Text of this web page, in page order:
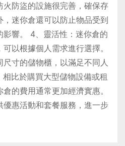
火防盜的設施很完善，確保存
迷你倉還可以防止物品受到
響。 4、靈活性：迷你倉的
以根據個人需求進行選擇。
寸的儲物櫃，以滿足不同人
比於購買大型儲物設備或租
的費用通常更加經濟實惠。
優惠活動和套餐服務，進一步